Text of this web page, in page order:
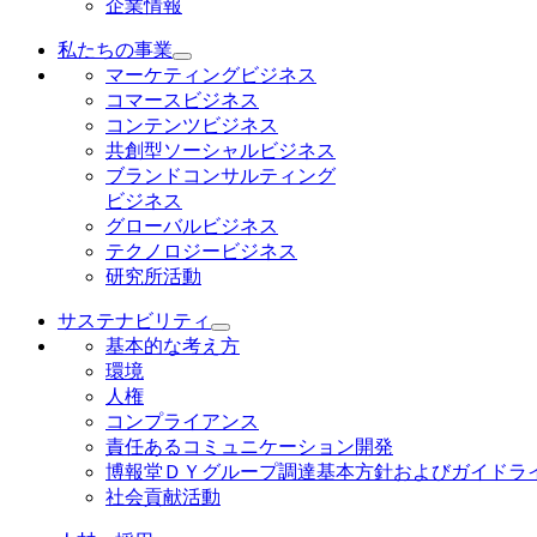
企業情報
私たちの事業
マーケティングビジネス
コマースビジネス
コンテンツビジネス
共創型ソーシャルビジネス
ブランドコンサルティング
ビジネス
グローバルビジネス
テクノロジービジネス
研究所活動
サステナビリティ
基本的な考え方
環境
人権
コンプライアンス
責任あるコミュニケーション開発
博報堂ＤＹグループ調達基本方針およびガイドラ
社会貢献活動